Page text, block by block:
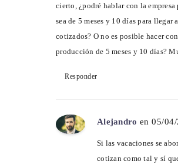
cierto, ¿podré hablar con la empresa
sea de 5 meses y 10 días para llegar
cotizados? O no es posible hacer
producción de 5 meses y 10 días?
Responder
Alejandro en 05/
Si las vacaciones se
cotizan como tal y sí